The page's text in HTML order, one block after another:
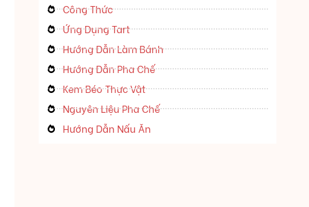
Công Thức
Ứng Dụng Tart
Hướng Dẫn Làm Bánh
Hướng Dẫn Pha Chế
Kem Béo Thực Vật
Nguyên Liệu Pha Chế
Hướng Dẫn Nấu Ăn